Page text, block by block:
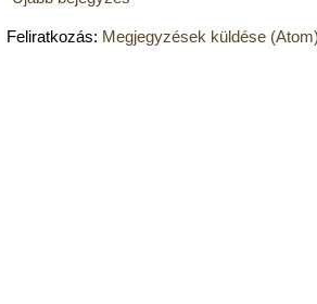
Feliratkozás: Megjegyzések küldése